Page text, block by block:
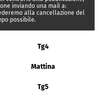
inviando una mail a:
alla cancellazione del
possibile.
Tg4
Mattina
Tg5